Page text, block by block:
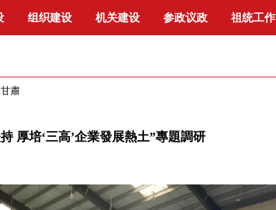
组织建设 机关建设 参政议政 祖统工作
肅
厚培‘三高’企業發展熱土”專題調研